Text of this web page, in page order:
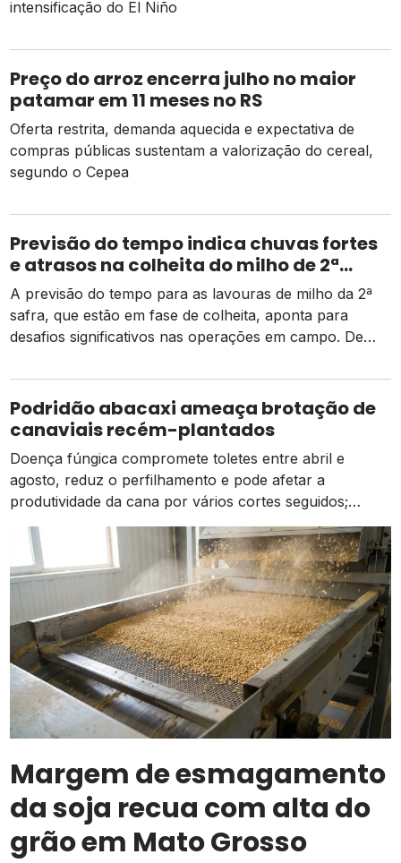
intensificação do El Niño
Preço do arroz encerra julho no maior
patamar em 11 meses no RS
Oferta restrita, demanda aquecida e expectativa de
compras públicas sustentam a valorização do cereal,
segundo o Cepea
Previsão do tempo indica chuvas fortes
e atrasos na colheita do milho de 2ª
safra
A previsão do tempo para as lavouras de milho da 2ª
safra, que estão em fase de colheita, aponta para
desafios significativos nas operações em campo. De
em relação ao mesmo período do ano passado, mas as
atividades estão ocorrendo de forma normal em
comparação à média dos […]
Podridão abacaxi ameaça brotação de
canaviais recém-plantados
Doença fúngica compromete toletes entre abril e
agosto, reduz o perfilhamento e pode afetar a
produtividade da cana por vários cortes seguidos;
prevenção começa na escolha das mudas
Margem de esmagamento
da soja recua com alta do
grão em Mato Grosso